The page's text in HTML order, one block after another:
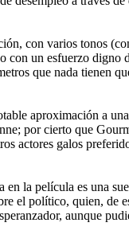
con varios tonos
con un esfuerzo digno
que nada tienen
aproximación a
por cierto que
actores galos
la película es una
el político, quien, de
aunque